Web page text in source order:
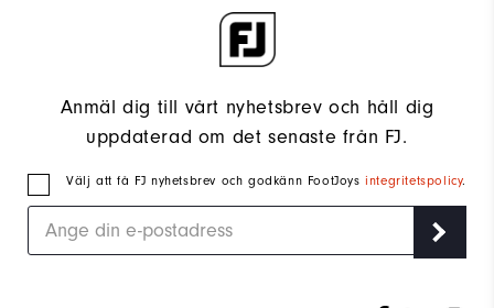
Anmäl dig till vårt nyhetsbrev och håll dig
uppdaterad om det senaste från FJ.
Välj att få FJ nyhetsbrev och godkänn FootJoysintegritetspolicy.